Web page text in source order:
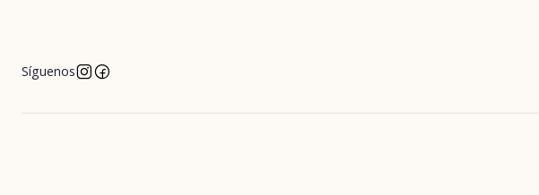
Síguenos